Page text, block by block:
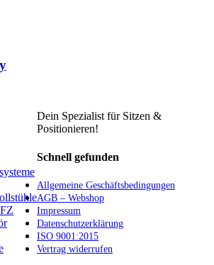
Dein Spezialist für Sitzen &
Positionieren!
Schnell gefunden
Allgemeine Geschäftsbedingungen
AGB – Webshop
Impressum
Datenschutzerklärung
ISO 9001:2015
Vertrag widerrufen